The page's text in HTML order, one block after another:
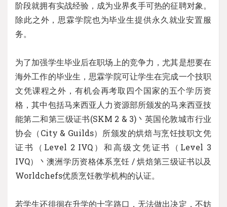
阶段就拥有实战经验，成为业界炙手可热的征聘对象。
除此之外，思霖学院也为毕业生提供永久就业安置服
务。
为了加强学生毕业后在职场上的竞争力，尤其是想要在
海外工作的毕业生，思霖学院可让学生在完成一个技职
文凭课程之外，有机会再考取四个国家的五个学历资
格，其中包括马来西亚人力资源部所颁发的马来西亚技
能第二和第三级证书(SKM 2 & 3)丶英国伦敦城市行业
协会（City & Guilds）所颁发的烘焙与烹饪技职文凭
证书（Level 2 IVQ）和高级文凭证书（Level 3
IVQ）丶澳洲学历资格体系烹饪 / 烘焙第三级证书以及
Worldchefs优质烹饪教学机构的认证。
若学生还徘徊在升学的十字路口，无法做出决定，不妨